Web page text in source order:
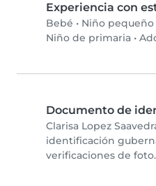
Experiencia con
Bebé • Niño pequeño
Niño de primaria •
Documento de
Clarisa Lopez
identificación
verificaciones de foto.